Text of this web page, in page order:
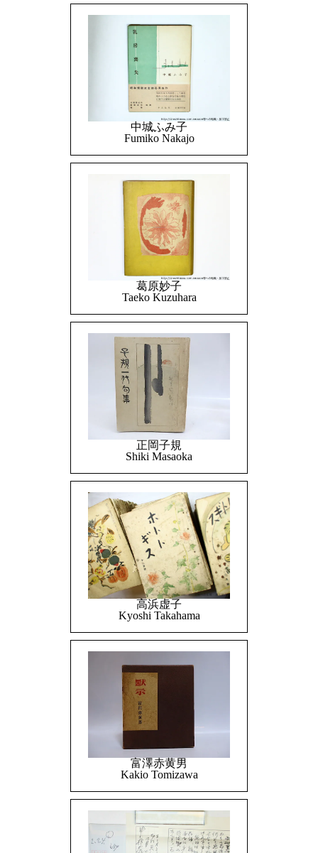
中城ふみ子
Fumiko Nakajo
葛原妙子
Taeko Kuzuhara
正岡子規
Shiki Masaoka
高浜虚子
Kyoshi Takahama
富澤赤黄男
Kakio Tomizawa